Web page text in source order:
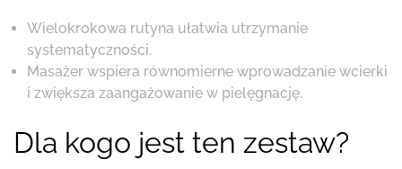
Wielokrokowa rutyna ułatwia utrzymanie
systematyczności.
Masażer wspiera równomierne wprowadzanie wcierki
i zwiększa zaangażowanie w pielęgnację.
Dla kogo jest ten zestaw?